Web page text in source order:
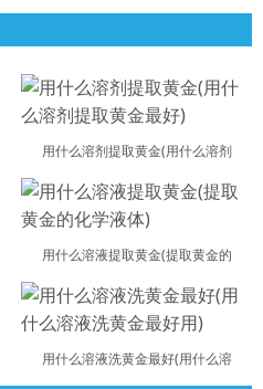
用什么溶剂提取黄金(用什么溶剂
用什么溶液提取黄金(提取黄金的
用什么溶液洗黄金最好(用什么溶